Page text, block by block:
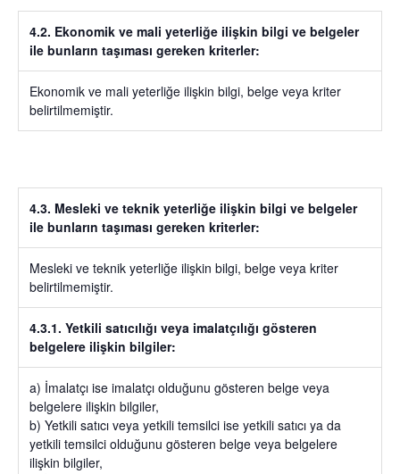
4.2. Ekonomik ve mali yeterliğe ilişkin bilgi ve belgeler
ile bunların taşıması gereken kriterler:
Ekonomik ve mali yeterliğe ilişkin bilgi, belge veya kriter
belirtilmemiştir.
4.3. Mesleki ve teknik yeterliğe ilişkin bilgi ve belgeler
ile bunların taşıması gereken kriterler:
Mesleki ve teknik yeterliğe ilişkin bilgi, belge veya kriter
belirtilmemiştir.
4.3.1. Yetkili satıcılığı veya imalatçılığı gösteren
belgelere ilişkin bilgiler:
a) İmalatçı ise imalatçı olduğunu gösteren belge veya
belgelere ilişkin bilgiler,
b) Yetkili satıcı veya yetkili temsilci ise yetkili satıcı ya da
yetkili temsilci olduğunu gösteren belge veya belgelere
ilişkin bilgiler,